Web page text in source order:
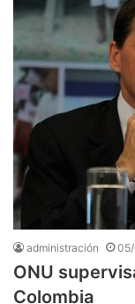
administración
ONU
Colombia